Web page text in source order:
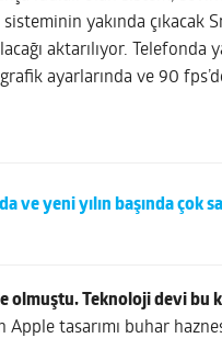
yakında çıkacak
aktarılıyor. Telefonda
ayarlarında ve 90
ve yeni yılın başında çok
olmuştu. Teknoloji devi bu
tasarımı buhar